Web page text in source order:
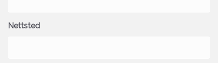
Nettsted